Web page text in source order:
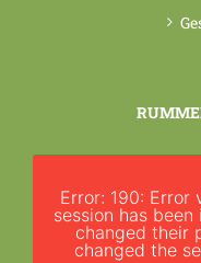
Error: 190: Error
session has
changed their
changed the